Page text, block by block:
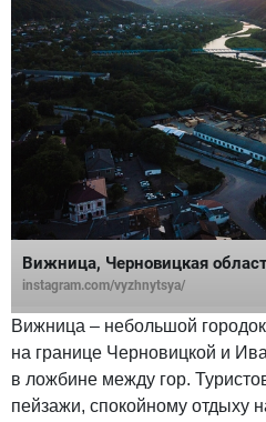
Вижница, Черновицкая
instagram.com/vyzhnytsya/
Вижница – небольшой
на границе Черновицкой и
в ложбине между гор.
пейзажи, спокойному отдыху